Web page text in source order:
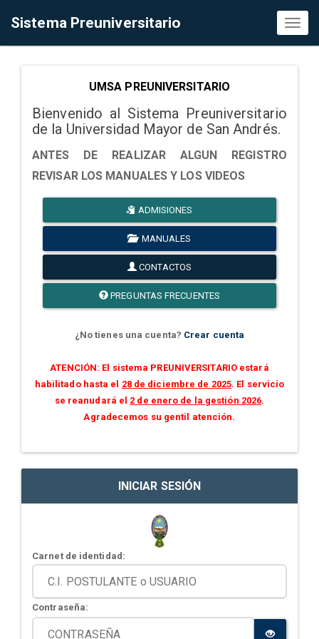
Sistema Preuniversitario
UMSA PREUNIVERSITARIO
Bienvenido al Sistema Preuniversitario
de la Universidad Mayor de San Andrés.
ANTES DE REALIZAR ALGUN REGISTRO
REVISAR LOS MANUALES Y LOS VIDEOS
ADMISIONES
MANUALES
CONTACTOS
PREGUNTAS FRECUENTES
¿No tienes una cuenta? Crear cuenta
ATENCIÓN: El sistema PREUNIVERSITARIO estará
habilitado hasta el 28 de diciembre de 2025. El servicio
se reanudará el 2 de enero de la gestión 2026.
Agradecemos su gentil atención.
INICIAR SESIÓN
Carnet de identidad:
Contraseña: